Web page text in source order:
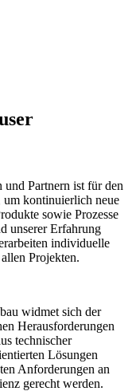
Partnern ist für den
um kontinuierlich neue
sowie Prozesse
unserer Erfahrung
individuelle
Projekten.
widmet sich der
Herausforderungen
technischer
Lösungen
Anforderungen an
gerecht werden.